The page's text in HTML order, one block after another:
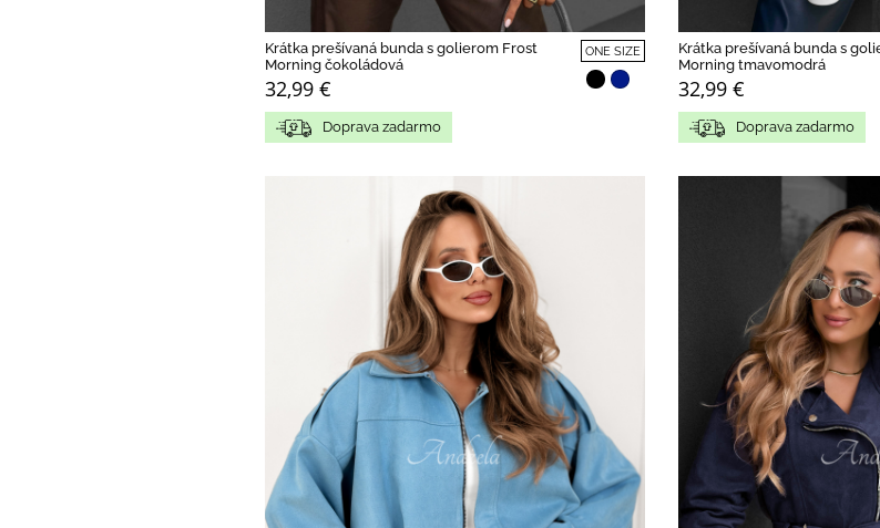
Krátka prešívaná bunda s golierom Frost
Morning čokoládová
32,99 €
ONE SIZE
Doprava zadarmo
Krátka prešívaná bunda s
Morning tmavomodrá
32,99 €
Doprava zadarmo